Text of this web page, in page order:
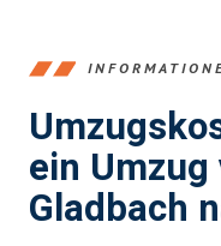
ein
Gladbach